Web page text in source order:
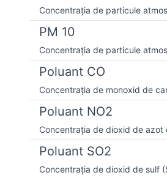
Concentrația de particule
PM 10
Concentrația de particule
Poluant CO
Concentrația de monoxid de
Poluant NO2
Concentrația de dioxid de azot
Poluant SO2
Concentrația de dioxid de sulf